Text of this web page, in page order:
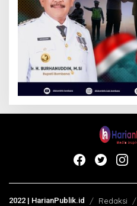
2022 | HarianPublik.id Redaksi